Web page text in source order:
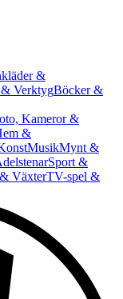
&
VerktygBöcker &
Kameror &
&
MusikMynt &
Sport &
VäxterTV-spel &